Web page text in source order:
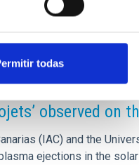
todas
observed on
(IAC) and the
ejections in the